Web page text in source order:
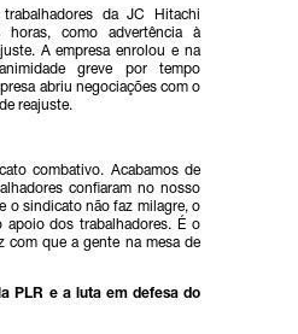
da JC Hitachi
horas, como advertência à
A empresa enrolou e na
greve por tempo
abriu negociações com o
reajuste.
combativo. Acabamos de
confiaram no nosso
o sindicato não faz milagre, o
dos trabalhadores. É o
com que a gente na mesa de
PLR e a luta em defesa do